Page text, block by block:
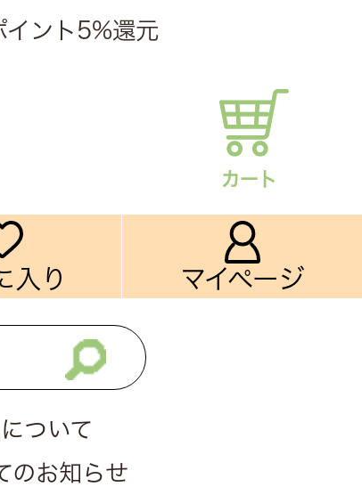
ント5%還元
カート
入り マイページ
ついて
のお知らせ